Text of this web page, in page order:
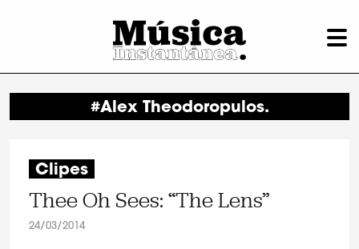
#Alex Theodoropulos.
Clipes
Thee Oh Sees: “The Lens”
24/03/2014